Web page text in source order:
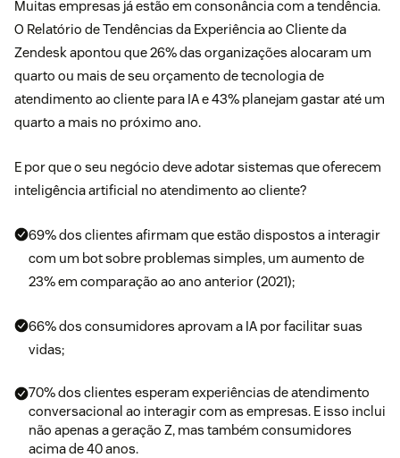
Muitas empresas já estão em consonância com a tendência.
O Relatório de Tendências da Experiência ao Cliente da
Zendesk apontou que 26% das organizações alocaram um
quarto ou mais de seu orçamento de tecnologia de
atendimento ao cliente para IA e 43% planejam gastar até um
quarto a mais no próximo ano.
E por que o seu negócio deve adotar sistemas que oferecem
inteligência artificial no atendimento ao cliente?
69% dos clientes afirmam que estão dispostos a interagir
com um bot sobre problemas simples, um aumento de
23% em comparação ao ano anterior (2021);
66% dos consumidores aprovam a IA por facilitar suas
vidas;
70% dos clientes esperam experiências de atendimento
conversacional ao interagir com as empresas. E isso inclui
não apenas a geração Z, mas também consumidores
acima de 40 anos.